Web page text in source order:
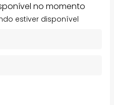
no momento
estiver disponível